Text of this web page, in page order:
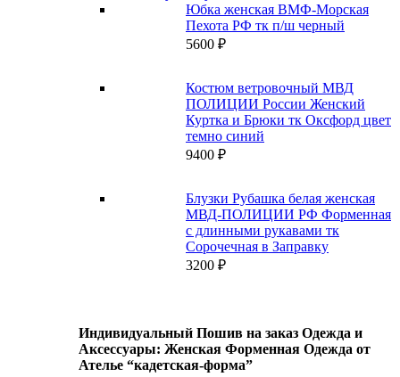
Юбка женская ВМФ-Морская
Пехота РФ тк п/ш черный
5600 ₽
Костюм ветровочный МВД
ПОЛИЦИИ России Женский
Куртка и Брюки тк Оксфорд цвет
темно синий
9400 ₽
Блузки Рубашка белая женская
МВД-ПОЛИЦИИ РФ Форменная
с длинными рукавами тк
Сорочечная в Заправку
3200 ₽
Индивидуальный Пошив на заказ Одежда и
Аксессуары: Женская Форменная Одежда от
Ателье “кадетская-форма”